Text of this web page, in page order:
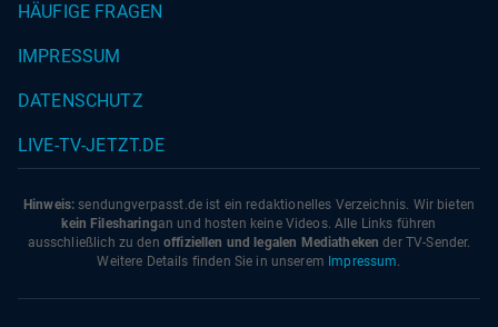
HÄUFIGE FRAGEN
IMPRESSUM
DATENSCHUTZ
LIVE-TV-JETZT.DE
Hinweis: sendungverpasst.de ist ein redaktionelles Verzeichnis. Wir bieten
kein Filesharingan und hosten keine Videos. Alle Links führen
ausschließlich zu den offiziellen und legalen Mediatheken der TV-Sender.
Weitere Details finden Sie in unserem Impressum.